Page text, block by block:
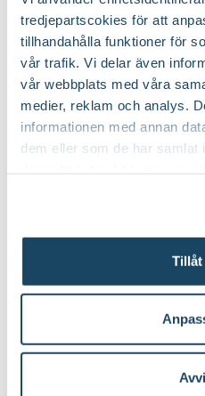
tredjepartscokies för att
tillhandahålla funktioner för
vår trafik. Vi delar även
vår webbplats med våra
medier, reklam och analys.
informationen med annan
dem eller som de har samlat
Tillåt
Välj butik
Online
till Kruka
Skötselråd för sparris -